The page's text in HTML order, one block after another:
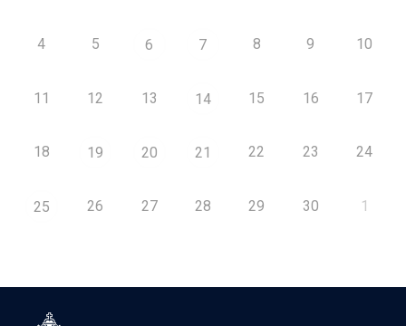
4 5 6 7 8 9 10
11 12 13 14 15 16 17
18 19 20 21 22 23 24
25 26 27 28 29 30 1